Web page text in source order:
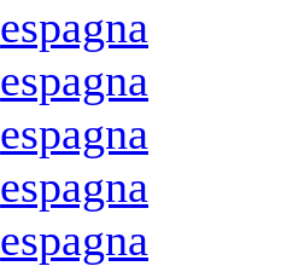
espagna
espagna
espagna
espagna
espagna